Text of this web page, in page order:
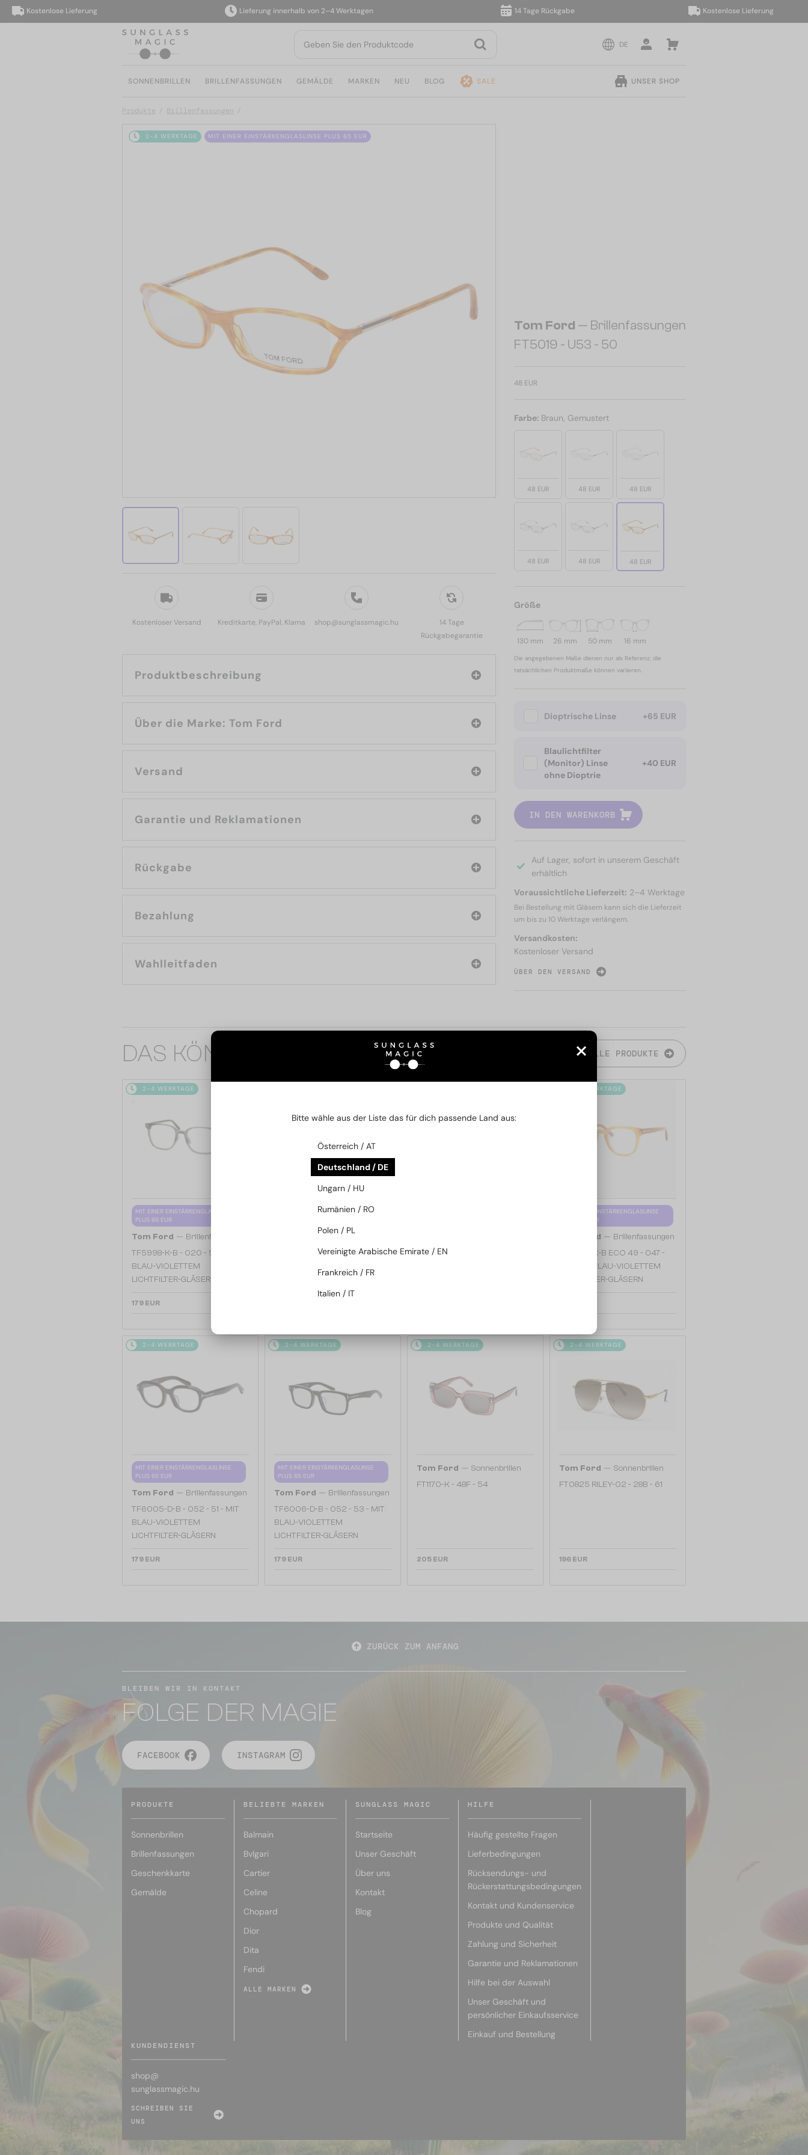
Kostenlose Lieferung Lieferung innerhalb von 2–4 Werktagen 14 Tage Rückgabe Kostenlose Lieferung
DE
SONNENBRILLEN BRILLENFASSUNGEN GEMÄLDE MARKEN NEU BLOG SALE UNSER SHOP
Produkte Brillenfassungen
2-4 WERKTAGE MIT EINER EINSTÄRKENGLASLINSE PLUS 65 EUR
Kostenloser Versand Kreditkarte, PayPal, Klarna shop@sunglassmagic.hu
14 Tage
Rückgabegarantie
Produktbeschreibung
Über die Marke: Tom Ford
Versand
Garantie und Reklamationen
Rückgabe
Bezahlung
Wahlleitfaden
Tom Ford — Brillenfassungen
FT5019 - U53 - 50
48 EUR
Farbe: Braun, Gemustert
48 EUR 48 EUR 48 EUR
48 EUR 48 EUR 48 EUR
Größe
130 mm 26 mm 50 mm 16 mm
Die angegebenen Maße dienen nur als Referenz; die
tatsächlichen Produktmaße können variieren.
Dioptrische Linse +65 EUR
Blaulichtfilter
(Monitor) Linse
ohne Dioptrie
+40 EUR
IN DEN WARENKORB
Auf Lager, sofort in unserem Geschäft
erhältlich
Voraussichtliche Lieferzeit: 2–4 Werktage
Bei Bestellung mit Gläsern kann sich die Lieferzeit
um bis zu 10 Werktage verlängern.
Versandkosten:
Kostenloser Versand
ÜBER DEN VERSAND
DAS KÖNNTE SIE AUCH INTERESSIEREN ALLE PRODUKTE
2-4 WERKTAGE
MIT EINER EINSTÄRKENGLASLINSE
PLUS 65 EUR
Tom Ford — Brillenfassungen
TF5998-K-B - 020 - 51 - MIT
BLAU-VIOLETTEM
LICHTFILTER-GLÄSERN
179 EUR
MIT EINER EINSTÄRKENGLASLINSE
— Brillenfassungen
TF5998-K-B ECO - 001 - 51 -
TF5999-K-B - 053 - 49 - MIT
2-4 WERKTAGE
MIT EINER EINSTÄRKENGLASLINSE
PLUS 65 EUR
Tom Ford — Brillenfassungen
TF5999-K-B ECO 49 - 047 -
49 - MIT BLAU-VIOLETTEM
LICHTFILTER-GLÄSERN
2-4 WERKTAGE
MIT EINER EINSTÄRKENGLASLINSE
PLUS 65 EUR
Tom Ford — Brillenfassungen
TF6005-D-B - 052 - 51 - MIT
BLAU-VIOLETTEM
LICHTFILTER-GLÄSERN
179 EUR
2-4 WERKTAGE
MIT EINER EINSTÄRKENGLASLINSE
PLUS 65 EUR
Tom Ford — Brillenfassungen
TF6006-D-B - 052 - 53 - MIT
BLAU-VIOLETTEM
LICHTFILTER-GLÄSERN
179 EUR
2-4 WERKTAGE
Tom Ford — Sonnenbrillen
FT1170-K - 48F - 54
205 EUR
2-4 WERKTAGE
Tom Ford — Sonnenbrillen
FT0825 RILEY-02 - 28B - 61
196 EUR
ZURÜCK ZUM ANFANG
BLEIBEN WIR IN KONTAKT
FOLGE DER MAGIE
FACEBOOK INSTAGRAM
PRODUKTE
Sonnenbrillen
Brillenfassungen
Geschenkkarte
Gemälde
BELIEBTE MARKEN
Balmain
Bvlgari
Cartier
Celine
Chopard
Dior
Dita
Fendi
ALLE MARKEN
SUNGLASS MAGIC
Startseite
Unser Geschäft
Über uns
Kontakt
Blog
HILFE
Häufig gestellte Fragen
Lieferbedingungen
Rücksendungs- und
Rückerstattungsbedingungen
Kontakt und Kundenservice
Produkte und Qualität
Zahlung und Sicherheit
Garantie und Reklamationen
Hilfe bei der Auswahl
Unser Geschäft und
persönlicher Einkaufsservice
Einkauf und Bestellung
KUNDENDIENST
shop@
sunglassmagic.hu
SCHREIBEN SIE
UNS
Bitte wähle aus der Liste das für dich passende Land aus:
Österreich / AT
Deutschland / DE
Ungarn / HU
Rumänien / RO
Polen / PL
Vereinigte Arabische Emirate / EN
Frankreich / FR
Italien / IT